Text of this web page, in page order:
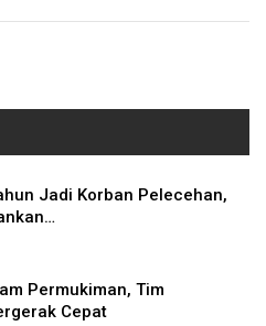
Jadi Korban Pelecehan,
Permukiman, Tim
Cepat